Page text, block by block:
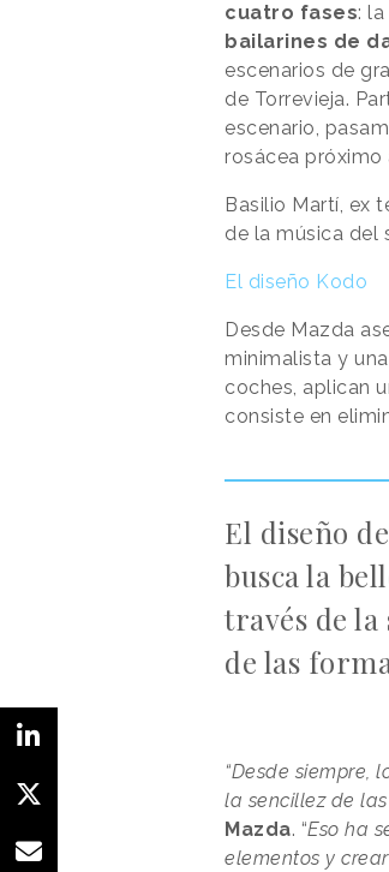
cuatro fases:
bailarines de
escenarios de
de Torrevieja.
escenario,
rosácea próximo
Basilio Martí, ex
de la música del
El diseño Kodo
Desde Mazda
minimalista y
coches, aplican
consiste en
El diseño
busca la
través de la
de las
“Desde siempre,
la sencillez de
Mazda. “Eso ha
elementos y